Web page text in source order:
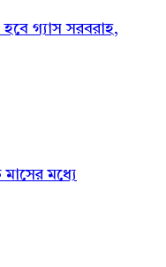
গ্যাস সরবরাহ,
মধ্যে